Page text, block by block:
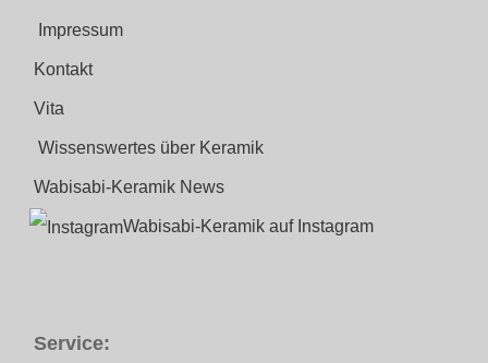
Impressum
Kontakt
Vita
Wissenswertes über Keramik
Wabisabi-Keramik News
Wabisabi-Keramik auf Instagram
Service: